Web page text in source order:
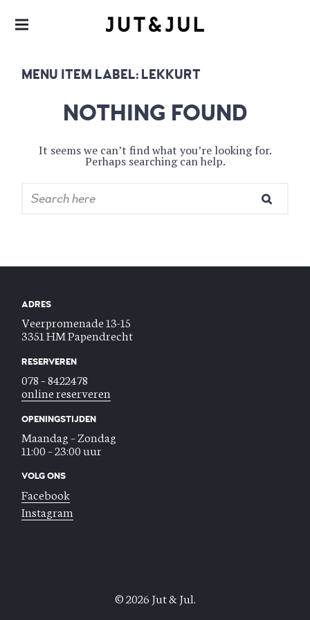
RESTAURANT & CATERING
MENU ITEM LABEL: LEKKURT
NOTHING FOUND
It seems we can’t find what you’re looking for.
Perhaps searching can help.
ADRES
Veerpromenade 13-15
3351 HM Papendrecht
RESERVEREN
078 – 8422478
online reserveren
OPENINGSTIJDEN
Maandag – Zondag
11:00 – 23:00 uur
VOLG ONS
Facebook
Instagram
© 2026 Jut & Jul.